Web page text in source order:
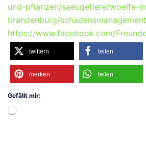
und-pflanzen/saeugetiere/woelfe-
brandenburg/
https://www.facebook.com/
twittern teilen
merken teilen
Gefällt mir:
Wird